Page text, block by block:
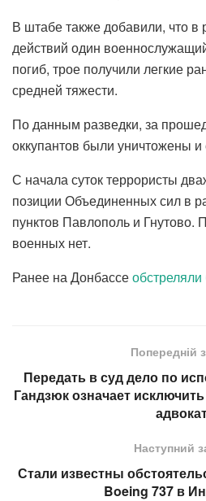
В штабе также добавили, что в
действий один
погиб, трое получили легкие
средней тяжести.
По данным разведки, за
оккупантов были уничтожены
С начала суток террористы
позиции Объединенных сил в
пунктов Павлополь и Гнутово.
военных нет.
Ранее на Донбассе
Попередній
Передать в суд дело по
Гандзюк означает исключить
Наступний
Стали известны
Boeing 737 в